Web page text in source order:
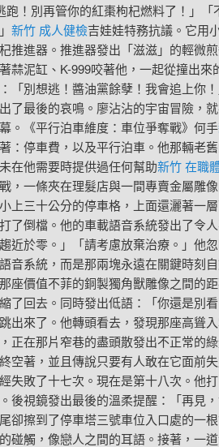
跑！別再管你的紅棗枸杞燃料了！」「
新竹 成人健檢吉娃娃特務抗議。它用
推進器。推進器發出「滋滋」的輕微
蒜泥缸、K-999咬著他，一起從撞出來
「別想逃！醬油黨餘孽！我會追上你
了最後的哀鳴。廖沾沾的宇宙冒險，
。《平行泊車維度：車位爭奪戰》何手
：停車費，以及平行泊車。他那輛老
在他需要時提供過任何幫助新竹 在職
，一條夾在理髮店與一間專賣金屬雕
上三十公分的停車格，上面還灑著一
了倒檔。他的車載語音系統發出了令
近於零。」「請考慮放棄治療。」他
音系統，而是那兩塊永遠在關鍵時刻
座價值不菲的銅製獨角獸雕像之間的
了回去。同時發出低語：「你還是別
出來了。他轉頭看去，發現那座高聳
正在那片窄巷的盡頭散發出不正常的
空著，並且傳說只要有人敢在它面前
失敗了十七次。現在是第十八次。他
後視鏡發出最後的溫柔提醒：「再見
卻擦到了停車塔三號車位入口處的一
碰觸，像戀人之間的耳語。接著，一